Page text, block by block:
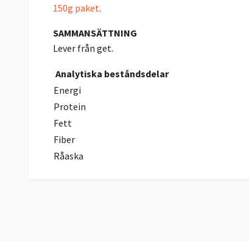
150g paket.
SAMMANSÄTTNING
Lever från get.
Analytiska beståndsdelar
Energi
Protein
Fett
Fiber
Råaska